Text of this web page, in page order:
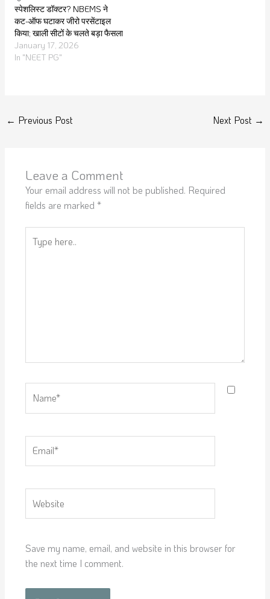
स्पेशलिस्ट डॉक्टर? NBEMS ने
कट-ऑफ घटाकर जीरो परसेंटाइल
किया; खाली सीटों के चलते बड़ा फैसला
January 17, 2026
In "NEET PG"
← Previous Post Next Post →
Leave a Comment
Your email address will not be published. Required
fields are marked *
here..
Save my name, email, and website in this browser for
the next time I comment.